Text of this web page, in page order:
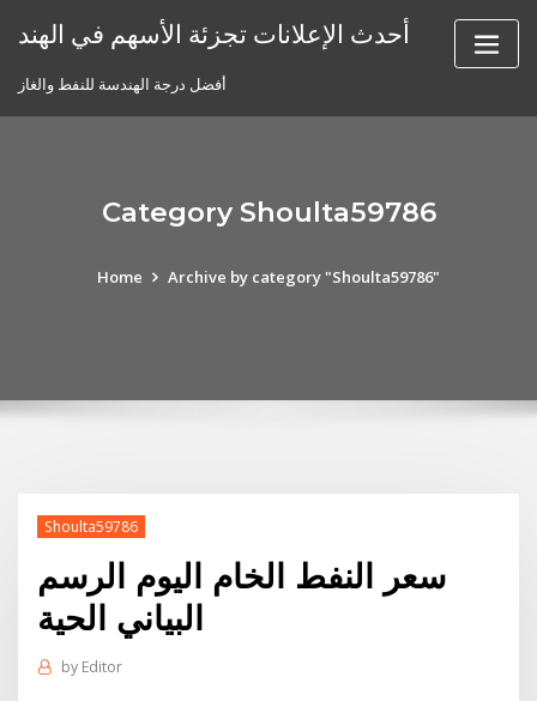
أحدث الإعلانات تجزئة الأسهم في الهند
أفضل درجة الهندسة للنفط والغاز
Category Shoulta59786
Home Archive by category "Shoulta59786"
Shoulta59786
سعر النفط الخام اليوم الرسم
البياني الحية
by Editor